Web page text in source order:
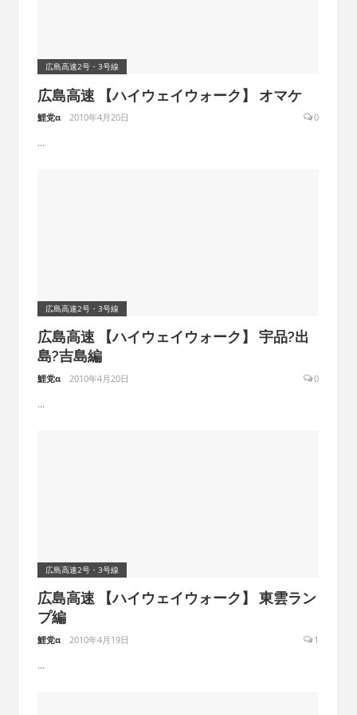
広島高速2号・3号線
広島高速 【ハイウェイウォーク】 オマケ
鯉党α 2010年4月20日 0
...
広島高速2号・3号線
広島高速 【ハイウェイウォーク】 宇品?出
島?吉島編
鯉党α 2010年4月20日 0
...
広島高速2号・3号線
広島高速 【ハイウェイウォーク】 東雲ラン
プ編
鯉党α 2010年4月19日 1
...